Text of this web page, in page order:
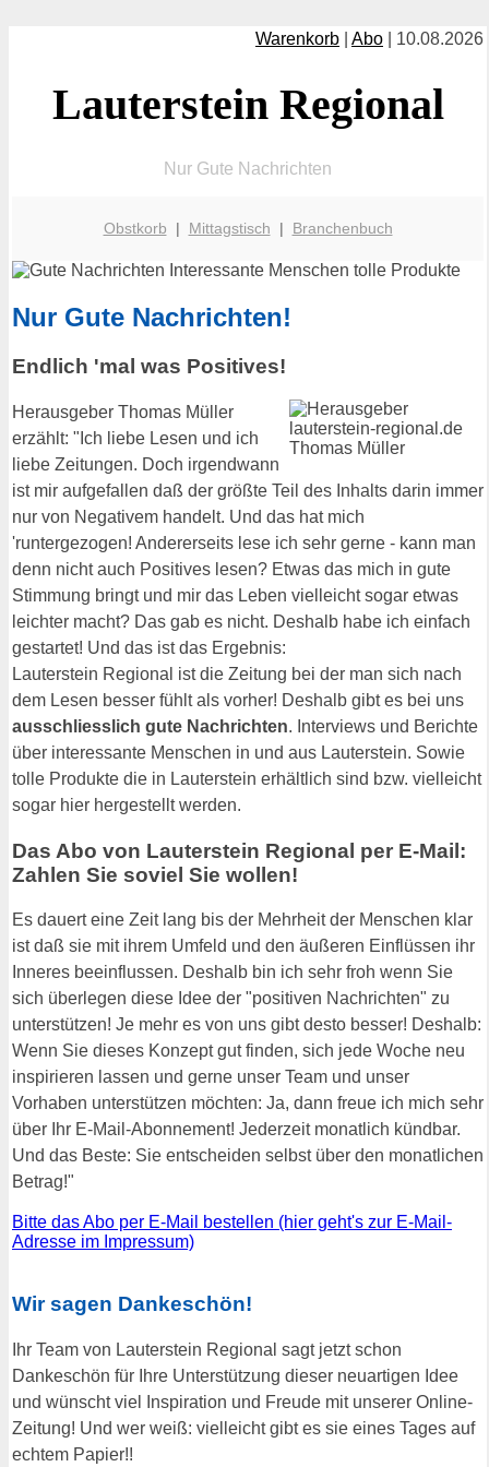
Warenkorb Abo | 10.08.2026
Lauterstein Regional
Nur Gute Nachrichten
Obstkorb | Mittagstisch | Branchenbuch
Nur Gute Nachrichten!
Endlich 'mal was Positives!
Herausgeber Thomas Müller
erzählt: "Ich liebe Lesen und ich
liebe Zeitungen. Doch irgendwann
ist mir aufgefallen daß der größte Teil des Inhalts darin immer
nur von Negativem handelt. Und das hat mich
'runtergezogen! Andererseits lese ich sehr gerne - kann man
denn nicht auch Positives lesen? Etwas das mich in gute
Stimmung bringt und mir das Leben vielleicht sogar etwas
leichter macht? Das gab es nicht. Deshalb habe ich einfach
gestartet! Und das ist das Ergebnis:
Lauterstein Regional ist die Zeitung bei der man sich nach
dem Lesen besser fühlt als vorher! Deshalb gibt es bei uns
ausschliesslich gute Nachrichten. Interviews und Berichte
über interessante Menschen in und aus Lauterstein. Sowie
tolle Produkte die in Lauterstein erhältlich sind bzw. vielleicht
sogar hier hergestellt werden.
Das Abo von Lauterstein Regional per E-Mail:
Zahlen Sie soviel Sie wollen!
Es dauert eine Zeit lang bis der Mehrheit der Menschen klar
ist daß sie mit ihrem Umfeld und den äußeren Einflüssen ihr
Inneres beeinflussen. Deshalb bin ich sehr froh wenn Sie
sich überlegen diese Idee der "positiven Nachrichten" zu
unterstützen! Je mehr es von uns gibt desto besser! Deshalb:
Wenn Sie dieses Konzept gut finden, sich jede Woche neu
inspirieren lassen und gerne unser Team und unser
Vorhaben unterstützen möchten: Ja, dann freue ich mich sehr
über Ihr E-Mail-Abonnement! Jederzeit monatlich kündbar.
Und das Beste: Sie entscheiden selbst über den monatlichen
Betrag!"
Bitte das Abo per E-Mail bestellen (hier geht's zur E-Mail-
Adresse im Impressum)
Wir sagen Dankeschön!
Ihr Team von Lauterstein Regional sagt jetzt schon
Dankeschön für Ihre Unterstützung dieser neuartigen Idee
und wünscht viel Inspiration und Freude mit unserer Online-
Zeitung! Und wer weiß: vielleicht gibt es sie eines Tages auf
echtem Papier!!